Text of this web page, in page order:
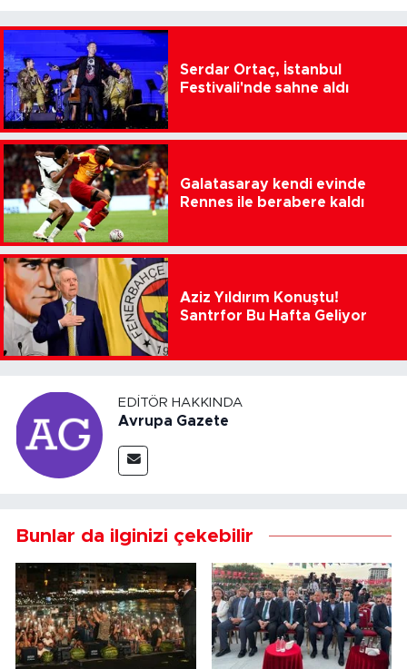
Serdar Ortaç, İstanbul
Festivali'nde sahne aldı
Galatasaray kendi evinde
Rennes ile berabere kaldı
Aziz Yıldırım Konuştu!
Santrfor Bu Hafta Geliyor
EDITÖR HAKKINDA
Avrupa Gazete
Bunlar da ilginizi çekebilir